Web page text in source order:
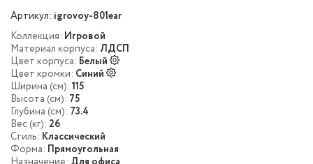
Артикул: igrovoy-801ear
Коллекция: Игровой
Материал корпуса: ЛДСП
Цвет корпуса: Белый
Цвет кромки: Синий
Ширина (см): 115
Высота (см): 75
Глубина (см): 73.4
Вес (кг): 26
Стиль: Классический
Форма: Прямоугольная